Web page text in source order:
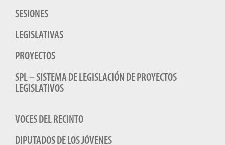
SESIONES
LEGISLATIVAS
PROYECTOS
SPL – SISTEMA DE LEGISLACIÓN DE PROYECTOS
LEGISLATIVOS
VOCES DEL RECINTO
DIPUTADOS DE LOS JÓVENES